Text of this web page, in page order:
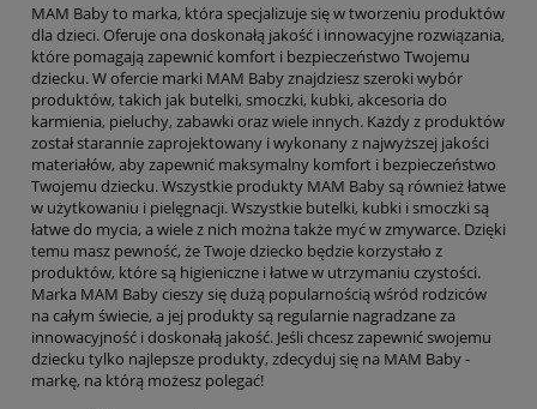
MAM Baby to marka, która specjalizuje się w tworzeniu produktów
dla dzieci. Oferuje ona doskonałą jakość i innowacyjne rozwiązania,
które pomagają zapewnić komfort i bezpieczeństwo Twojemu
dziecku. W ofercie marki MAM Baby znajdziesz szeroki wybór
produktów, takich jak butelki, smoczki, kubki, akcesoria do
karmienia, pieluchy, zabawki oraz wiele innych. Każdy z produktów
został starannie zaprojektowany i wykonany z najwyższej jakości
materiałów, aby zapewnić maksymalny komfort i bezpieczeństwo
Twojemu dziecku. Wszystkie produkty MAM Baby są również łatwe
w użytkowaniu i pielęgnacji. Wszystkie butelki, kubki i smoczki są
łatwe do mycia, a wiele z nich można także myć w zmywarce. Dzięki
temu masz pewność, że Twoje dziecko będzie korzystało z
produktów, które są higieniczne i łatwe w utrzymaniu czystości.
Marka MAM Baby cieszy się dużą popularnością wśród rodziców
na całym świecie, a jej produkty są regularnie nagradzane za
innowacyjność i doskonałą jakość. Jeśli chcesz zapewnić swojemu
dziecku tylko najlepsze produkty, zdecyduj się na MAM Baby -
markę, na którą możesz polegać!